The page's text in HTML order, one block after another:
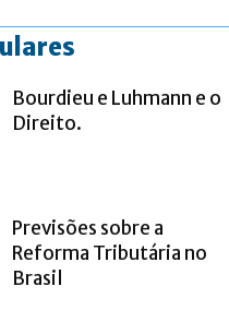
Bourdieu e Luhmann e o
Direito.
Previsões sobre a
Reforma Tributária no
Brasil